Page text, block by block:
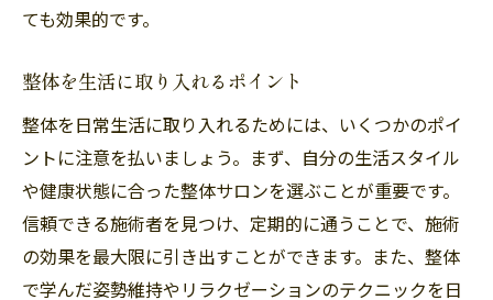
ても効果的です。
整体を生活に取り入れるポイント
整体を日常生活に取り入れるためには、いくつかのポイ
ントに注意を払いましょう。まず、自分の生活スタイル
や健康状態に合った整体サロンを選ぶことが重要です。
信頼できる施術者を見つけ、定期的に通うことで、施術
の効果を最大限に引き出すことができます。また、整体
で学んだ姿勢維持やリラクゼーションのテクニックを日